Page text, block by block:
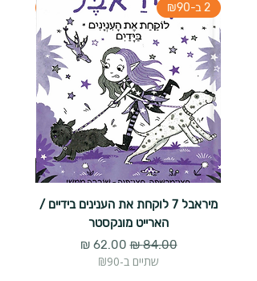
2 ב-₪90
מיראבל 7 לוקחת את הענינים בידיים /
הארייט מונקסטר
מחיר רגיל‏84.00 ‏₪ מחיר מבצע
שתיים ב-₪90